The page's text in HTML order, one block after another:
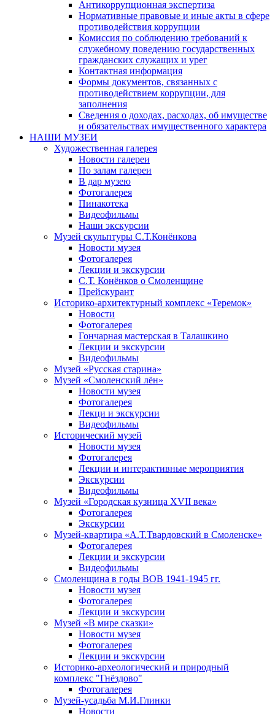
Антикоррупционная экспертиза
Нормативные правовые и иные акты в сфере
противодействия коррупции
Комиссия по соблюдению требований к
служебному поведению государственных
гражданских служащих и урег
Контактная информация
Формы документов, связанных с
противодействием коррупции, для
заполнения
Сведения о доходах, расходах, об имуществе
и обязательствах имущественного характера
НАШИ МУЗЕИ
Художественная галерея
Новости галереи
По залам галереи
В дар музею
Фотогалерея
Пинакотека
Видеофильмы
Наши экскурсии
Музей скульптуры С.Т.Конёнкова
Новости музея
Фотогалерея
Лекции и экскурсии
С.Т. Конёнков о Смоленщине
Прейскурант
Историко-архитектурный комплекс «Теремок»
Новости
Фотогалерея
Гончарная мастерская в Талашкино
Лекции и экскурсии
Видеофильмы
Музей «Русская старина»
Музей «Смоленский лён»
Новости музея
Фотогалерея
Лекци и экскурсии
Видеофильмы
Исторический музей
Новости музея
Фотогалерея
Лекции и интерактивные мероприятия
Экскурсии
Видеофильмы
Музей «Городская кузница XVII века»
Фотогалерея
Экскурсии
Музей-квартира «А.Т.Твардовский в Смоленске»
Фотогалерея
Лекции и экскурсии
Видеофильмы
Смоленщина в годы ВОВ 1941-1945 гг.
Новости музея
Фотогалерея
Лекции и экскурсии
Музей «В мире сказки»
Новости музея
Фотогалерея
Лекции и экскурсии
Историко-археологический и природный
комплекс "Гнёздово"
Фотогалерея
Музей-усадьба М.И.Глинки
Новости